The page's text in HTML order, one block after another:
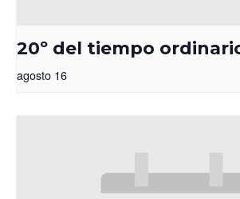
20º del tiempo
agosto 16